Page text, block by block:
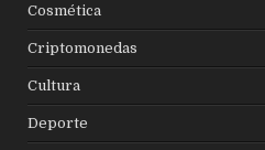
Cosmética
Criptomonedas
Cultura
Deporte